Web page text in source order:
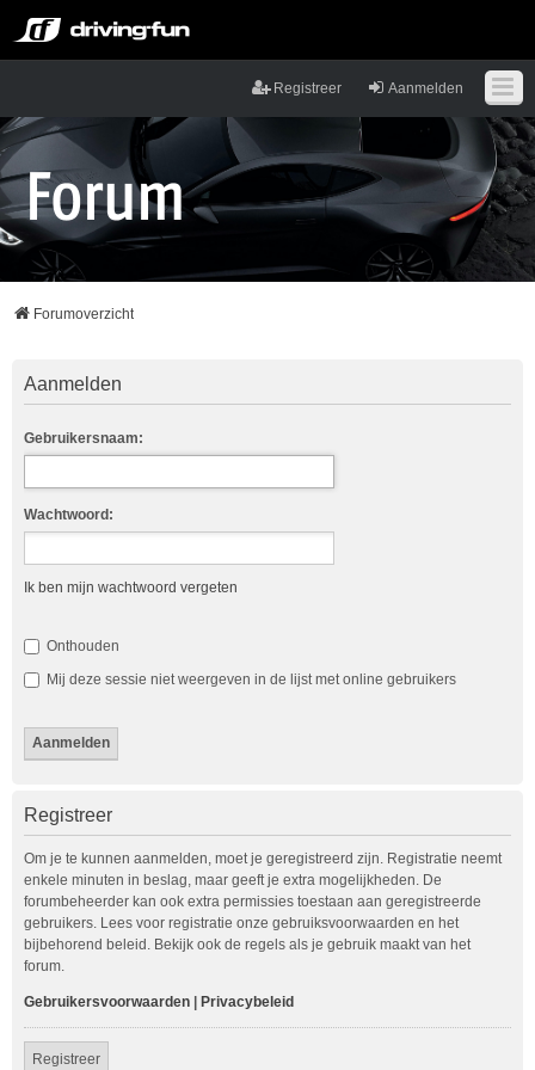
Aanmelden
Registreer
Forumoverzicht
Aanmelden
Gebruikersnaam:
Wachtwoord:
Ik ben mijn wachtwoord vergeten
Onthouden
Mij deze sessie niet weergeven in de lijst met online gebruikers
Registreer
Om je te kunnen aanmelden, moet je geregistreerd zijn. Registratie neemt
enkele minuten in beslag, maar geeft je extra mogelijkheden. De
forumbeheerder kan ook extra permissies toestaan aan geregistreerde
gebruikers. Lees voor registratie onze gebruiksvoorwaarden en het
bijbehorend beleid. Bekijk ook de regels als je gebruik maakt van het
forum.
Gebruikersvoorwaarden Privacybeleid
Registreer